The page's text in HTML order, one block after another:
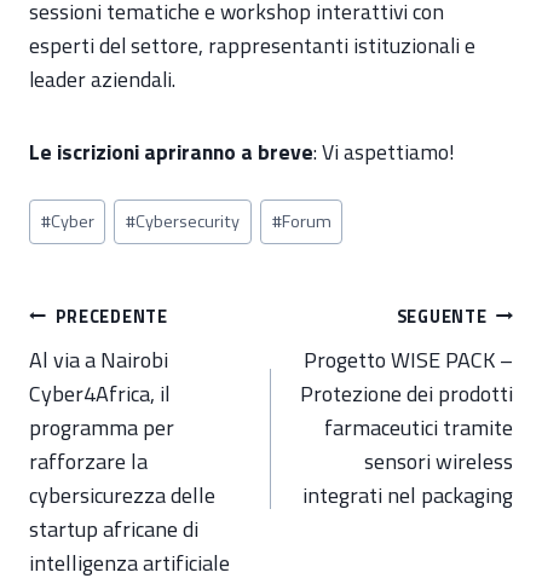
sessioni tematiche e workshop interattivi con
esperti del settore, rappresentanti istituzionali e
leader aziendali.
Le iscrizioni apriranno a breve: Vi aspettiamo!
Tag
articolo:
#Cyber #Cybersecurity #Forum
Navigazione
articoli
PRECEDENTE
Al via a Nairobi
Cyber4Africa, il
programma per
rafforzare la
cybersicurezza delle
startup africane di
intelligenza artificiale
SEGUENTE
Progetto WISE PACK –
Protezione dei prodotti
farmaceutici tramite
sensori wireless
integrati nel packaging